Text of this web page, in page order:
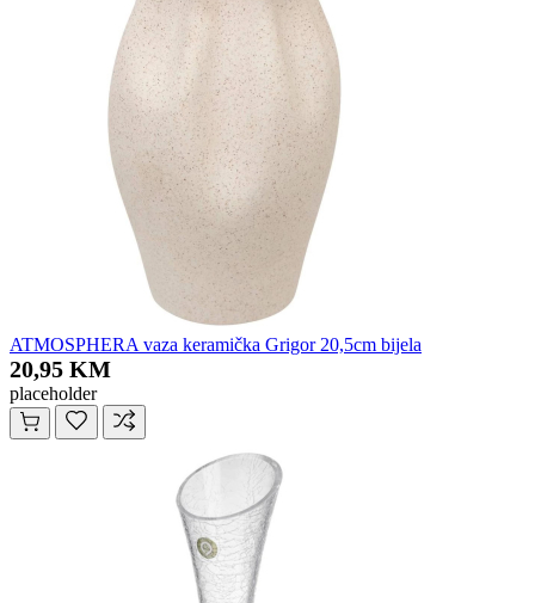
ATMOSPHERA vaza keramička Grigor 20,5cm bijela
20,95 KM
placeholder